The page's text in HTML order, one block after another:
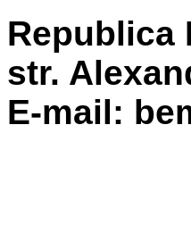
Republica
str.
E-mail: